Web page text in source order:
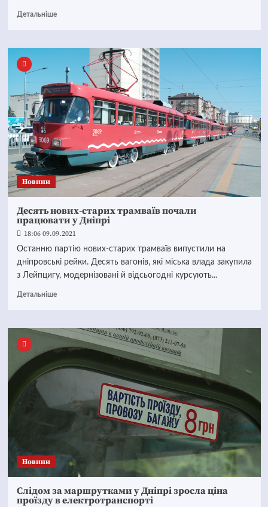
Детальніше
Новини
Десять нових-старих трамваїв почали
працювати у Дніпрі
18:06 09.09.2021
Останню партію нових-старих трамваїв випустили на
дніпровські рейки. Десять вагонів, які міська влада закупила
з Лейпцигу, модернізовані й відсьогодні курсують...
Детальніше
Новини
Слідом за маршрутками у Дніпрі зросла ціна
проїзду в електротранспорті